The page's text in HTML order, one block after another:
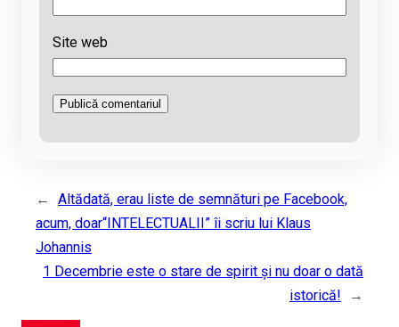
Site web
←
Altădată, erau liste de semnături pe Facebook,
acum, doar“INTELECTUALII” îi scriu lui Klaus
Johannis
1 Decembrie este o stare de spirit şi nu doar o dată
istorică!
→